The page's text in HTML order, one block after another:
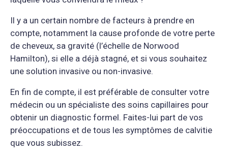
Il y a un certain nombre de facteurs à prendre en
compte, notamment la cause profonde de votre perte
de cheveux, sa gravité (l’échelle de Norwood
Hamilton), si elle a déjà stagné, et si vous souhaitez
une solution invasive ou non-invasive.
En fin de compte, il est préférable de consulter votre
médecin ou un spécialiste des soins capillaires pour
obtenir un diagnostic formel. Faites-lui part de vos
préoccupations et de tous les symptômes de calvitie
que vous subissez.